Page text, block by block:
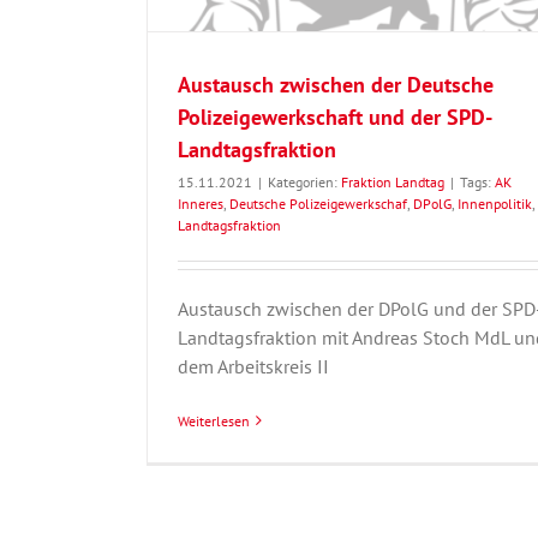
Austausch zwischen der Deutsche
Polizeigewerkschaft und der SPD-
Landtagsfraktion
15.11.2021 | Kategorien: Fraktion Landtag | Tags: AK
Inneres Deutsche Polizeigewerkschaf DPolG Innenpolitik
Landtagsfraktion
Austausch zwischen der DPolG und der
Landtagsfraktion mit Andreas Stoch MdL
dem Arbeitskreis II
Weiterlesen